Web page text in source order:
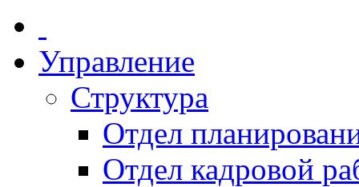
Управление
Структура
Отдел
Отдел кадровой